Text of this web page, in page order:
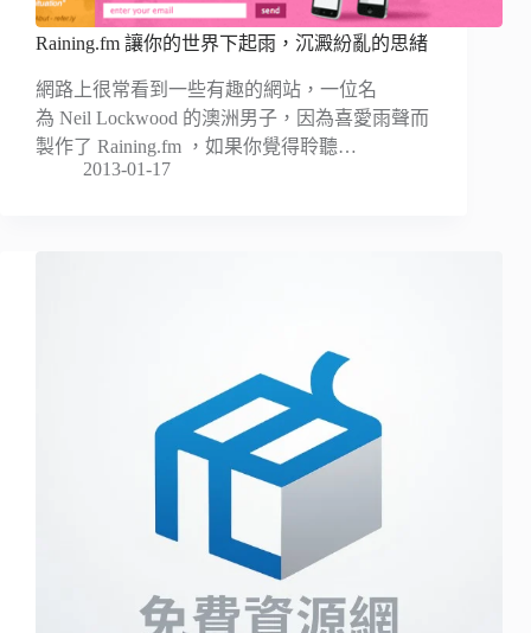
Raining.fm 讓你的世界下起雨，沉澱紛亂的思緒
網路上很常看到一些有趣的網站，一位名
為 Neil Lockwood 的澳洲男子，因為喜愛雨聲而
製作了 Raining.fm ，如果你覺得聆聽…
2013-01-17